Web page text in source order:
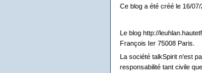
Ce blog a été créé le 16/07/
Le blog http://
François Ier 75008 Paris.
La société talkSpirit n'est
responsabilité tant civile